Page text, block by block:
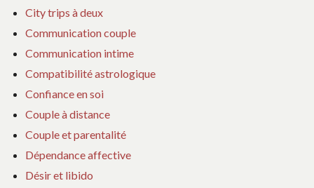
City trips à deux
Communication couple
Communication intime
Compatibilité astrologique
Confiance en soi
Couple à distance
Couple et parentalité
Dépendance affective
Désir et libido